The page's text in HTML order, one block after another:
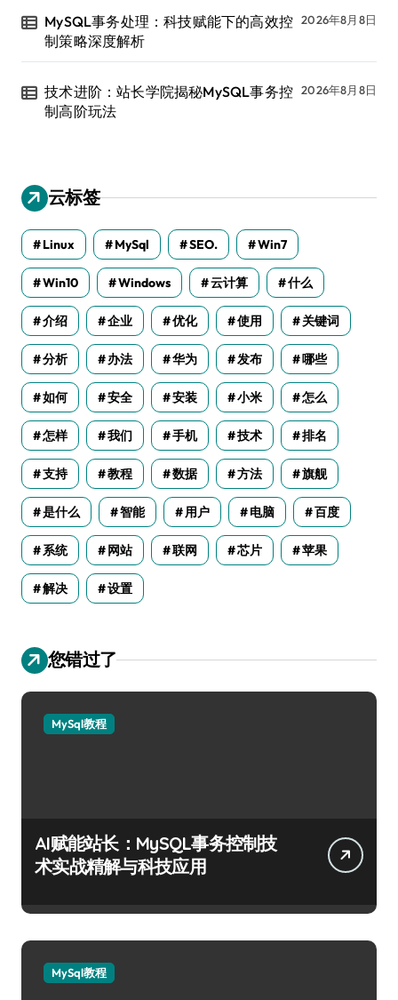
MySQL事务处理：科技赋能下的高效控
制策略深度解析
2026年8月8日
技术进阶：站长学院揭秘MySQL事务控
制高阶玩法
2026年8月8日
云标签
Linux MySql SEO. Win7
Win10 Windows 云计算 什么
介绍 企业 优化 使用 关键词
分析 办法 华为 发布 哪些
如何 安全 安装 小米 怎么
怎样 我们 手机 技术 排名
支持 教程 数据 方法 旗舰
是什么 智能 用户 电脑 百度
系统 网站 联网 芯片 苹果
解决 设置
您错过了
MySql教程
AI赋能站长：MySQL事务控制技
术实战精解与科技应用
MySql教程